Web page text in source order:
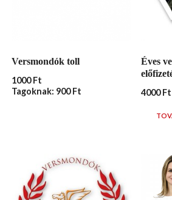
Versmondók toll
1000Ft
Tagoknak: 900 Ft
Éves
4000Ft